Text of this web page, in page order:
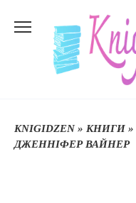
до
KNIGIDZEN» КНИГИ »
ДЖЕННІФЕР ВАЙНЕР